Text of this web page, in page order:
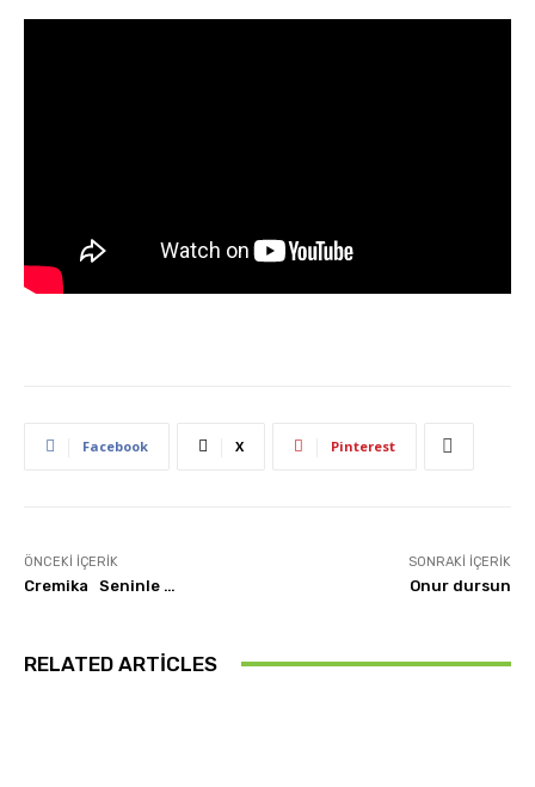
Facebook X Pinterest
ÖNCEKI İÇERIK
Cremika Seninle …
SONRAKI İÇERIK
Onur dursun
RELATED ARTICLES